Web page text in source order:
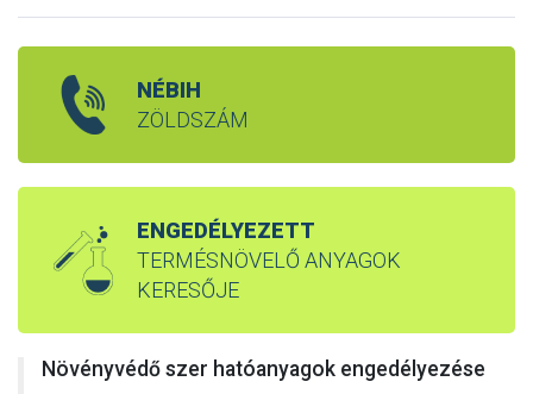
NÉBIH
ZÖLDSZÁM
ENGEDÉLYEZETT
TERMÉSNÖVELŐ ANYAGOK
KERESŐJE
Növényvédő szer hatóanyagok engedélyezése